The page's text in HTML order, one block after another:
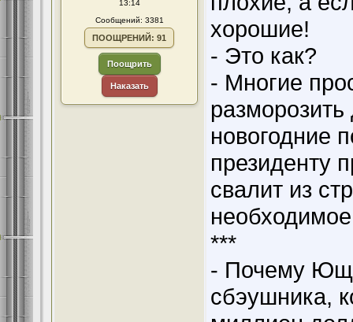
13:14
Сообщений: 3381
ПООЩРЕНИЙ: 91
Поощрить
Наказать
хорошие!
- Это как?
- Многие
новогодние
президенту
свалит из
***
- Почему
сбэушника,